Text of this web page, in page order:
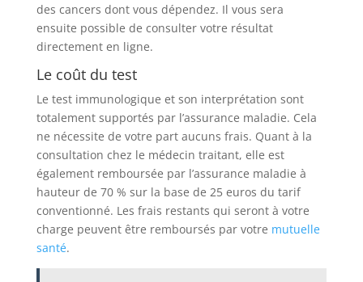
des cancers dont vous dépendez. Il vous sera
ensuite possible de consulter votre résultat
directement en ligne.
Le coût du test
Le test immunologique et son interprétation sont
totalement supportés par l’assurance maladie. Cela
ne nécessite de votre part aucuns frais. Quant à la
consultation chez le médecin traitant, elle est
également remboursée par l’assurance maladie à
hauteur de 70 % sur la base de 25 euros du tarif
conventionné. Les frais restants qui seront à votre
charge peuvent être remboursés par votre mutuelle
santé.